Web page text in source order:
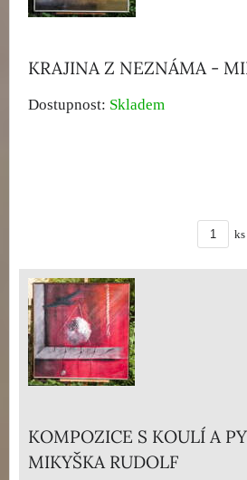
KRAJINA Z NEZNÁMA -
Dostupnost: Skladem
ks
KOMPOZICE S KOULÍ A
MIKYŠKA RUDOLF